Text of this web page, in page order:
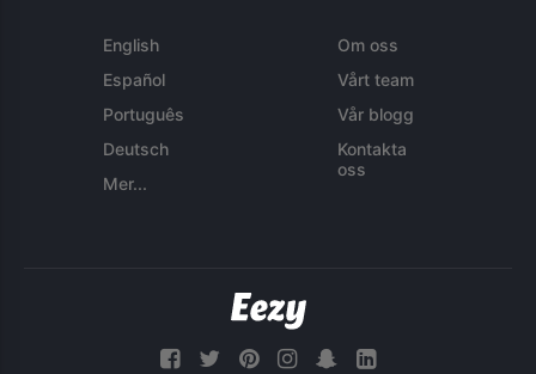
English
Español
Português
Deutsch
Mer...
Om oss
Vårt team
Vår blogg
Kontakta
oss